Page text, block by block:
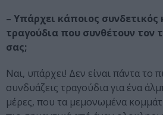
– Υπάρχει κάποιος
τραγούδια που συνθέτουν τον
σας;
Ναι, υπάρχει! Δεν είναι πάντα το
συνδυάζεις τραγούδια για ένα
μέρες, που τα μεμονωμένα